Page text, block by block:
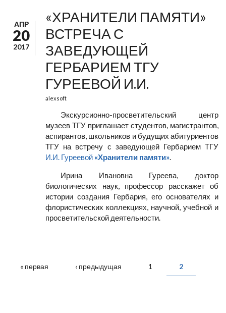
АПР
20
2017
«ХРАНИТЕЛИ ПАМЯТИ»
ВСТРЕЧА С
ЗАВЕДУЮЩЕЙ
ГЕРБАРИЕМ ТГУ
ГУРЕЕВОЙ И.И.
alexsoft
Экскурсионно-просветительский центр
музеев ТГУ приглашает студентов, магистрантов,
аспирантов, школьников и будущих абитуриентов
ТГУ на встречу с заведующей Гербарием ТГУ
И.И. Гуреевой «Хранители памяти».
Ирина Ивановна Гуреева, доктор
биологических наук, профессор расскажет об
истории создания Гербария, его основателях и
флористических коллекциях, научной, учебной и
просветительской деятельности.
СТРАНИЦЫ
« первая ‹ предыдущая 1 2